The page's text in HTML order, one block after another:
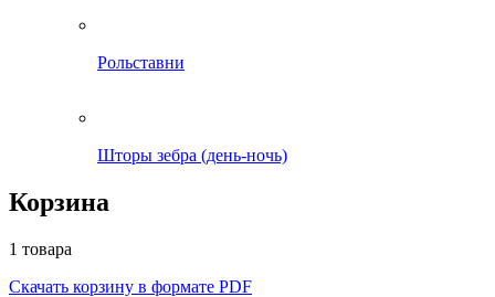
Рольставни
Шторы зебра (день-ночь)
Корзина
1 товара
Скачать корзину в формате PDF